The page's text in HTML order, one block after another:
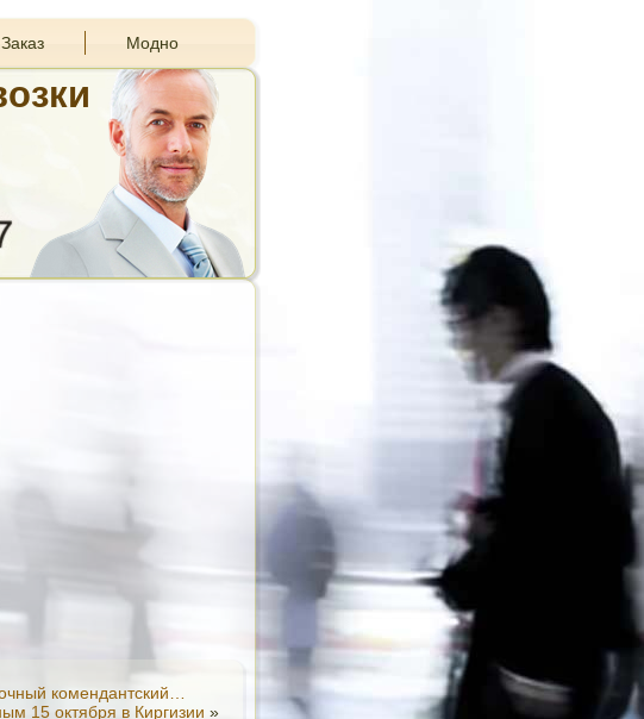
Заказ Модно
комендантский…
15 октября в Киргизии »